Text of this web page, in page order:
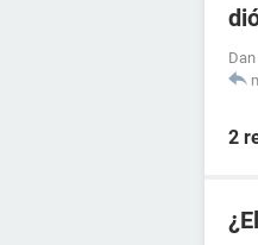
Dan
2